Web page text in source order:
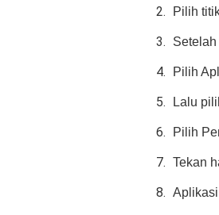
Pilih
Pilih
Lalu
Pilih
Tekan